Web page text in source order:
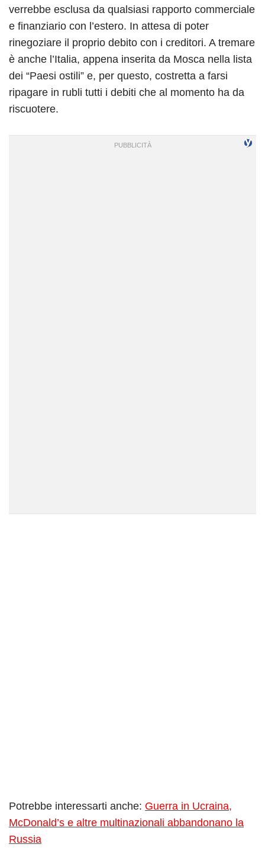
verrebbe esclusa da qualsiasi rapporto commerciale
e finanziario con l’estero. In attesa di poter
rinegoziare il proprio debito con i creditori. A tremare
è anche l’Italia, appena inserita da Mosca nella lista
dei “Paesi ostili” e, per questo, costretta a farsi
ripagare in rubli tutti i debiti che al momento ha da
riscuotere.
Potrebbe interessarti anche: Guerra in Ucraina,
McDonald’s e altre multinazionali abbandonano la
Russia